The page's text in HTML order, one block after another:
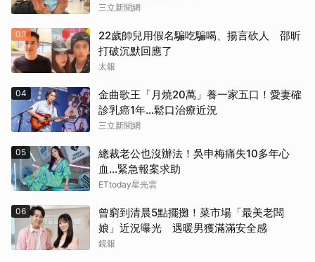
三立新聞網
03
22歲帥兒用假名騙吃騙喝、揚言砍人 邵昕
打破沉默回應了
太報
04
金曲歌王「月燒20萬」養一家五口！愛妻確
診乳癌1年…鬆口治療近況
三立新聞網
05
總裁老公也沒辦法！吳申梅痛失10多年心
血...緊急報案求助
ETtoday星光雲
06
曾窮到清晨5點擺攤！菜市場「最美老闆
娘」近況曝光 遇暖男獲滿滿安全感
鏡報